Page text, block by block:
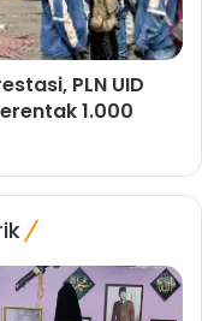
PLN UID
1.000